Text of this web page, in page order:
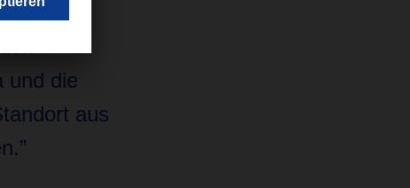
und die
aus